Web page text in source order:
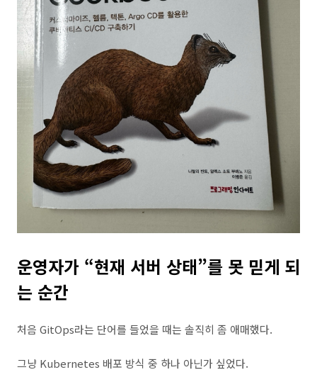
운영자가 “현재 서버 상태”를 못 믿게 되
는 순간
처음 GitOps라는 단어를 들었을 때는 솔직히 좀 애매했다.
그냥 Kubernetes 배포 방식 중 하나 아닌가 싶었다.